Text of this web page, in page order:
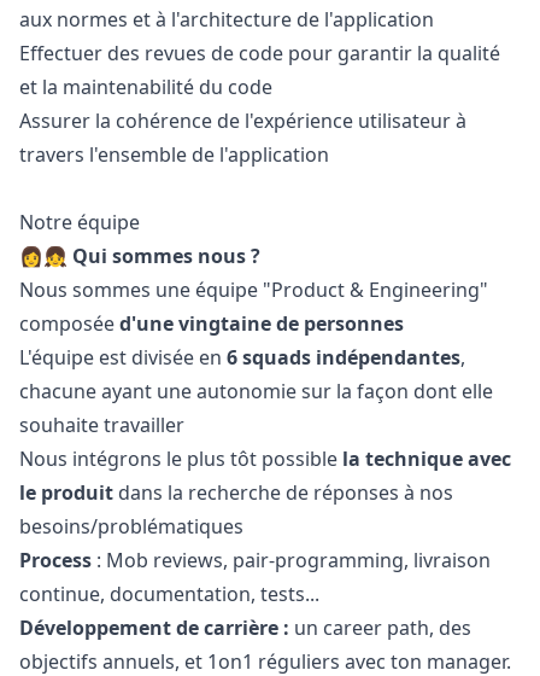
aux normes et à l'architecture de l'application
Effectuer des revues de code pour garantir la qualité
et la maintenabilité du code
Assurer la cohérence de l'expérience utilisateur à
travers l'ensemble de l'application
Notre équipe
👩👧 Qui sommes nous ?
Nous sommes une équipe "Product & Engineering"
composéed'une vingtaine de personnes
L'équipe est divisée en 6 squads indépendantes,
chacune ayant une autonomie sur la façon dont elle
souhaite travailler
Nous intégrons le plus tôt possible la technique avec
le produit dans la recherche de réponses à nos
besoins/problématiques
Process : Mob reviews, pair-programming, livraison
continue, documentation, tests...
Développement de carrière : un career path, des
objectifs annuels, et 1on1 réguliers avec ton manager.